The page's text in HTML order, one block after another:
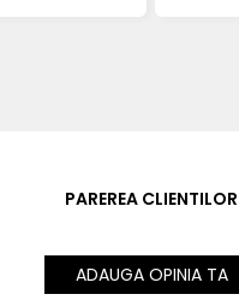
PAREREA CLIENTILOR
ADAUGA OPINIA TA